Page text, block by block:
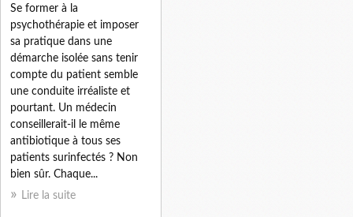
Se former à la
psychothérapie et imposer
sa pratique dans une
démarche isolée sans tenir
compte du patient semble
une conduite irréaliste et
pourtant. Un médecin
conseillerait-il le même
antibiotique à tous ses
patients surinfectés ? Non
bien sûr. Chaque...
Lire la suite